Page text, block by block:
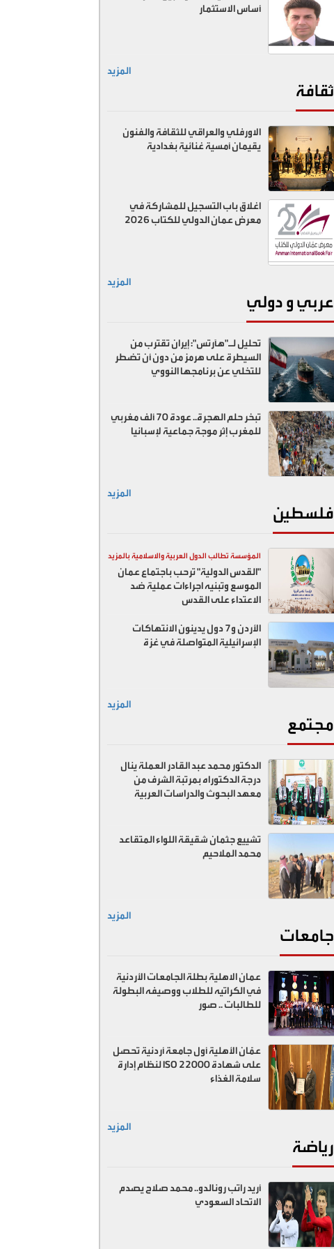
أساس الاستثمار
المزيد
ثقافة
الاورفلي والعراقي للثقافة والفنون
يقيمان أمسية غنائية بغدادية
اغلاق باب التسجيل للمشاركة في
معرض عمان الدولي للكتاب 2026
المزيد
عربي و دولي
تحليل لـ"هآرتس": إيران تقترب من
السيطرة على هرمز من دون أن تضطر
للتخلي عن برنامجها النووي
تبخر حلم الهجرة.. عودة 70 ألف مغربي
للمغرب إثر موجة جماعية لإسبانيا
المزيد
فلسطين
المؤسسة تطالب الدول العربية والاسلامية بالمزيد
ضد اسرائيل
"القدس الدولية" ترحب باجتماع عمان
الموسع وتبنيه اجراءات عملية ضد
الاعتداء على القدس
الأردن و7 دول يدينون الانتهاكات
الإسرائيلية المتواصلة في غزة
المزيد
مجتمع
الدكتور محمد عبد القادر العملة ينال
درجة الدكتوراه بمرتبة الشرف من
معهد البحوث والدراسات العربية
تشييع جثمان شقيقة اللواء المتقاعد
محمد الملاحيم
المزيد
جامعات
عمان الاهلية بطلة الجامعات الأردنية
في الكراتيه للطلاب ووصيفه البطولة
للطالبات .. صور
عمّان الأهلية أول جامعة أردنية تحصل
على شهادة ISO 22000 لنظام إدارة
سلامة الغذاء
المزيد
رياضة
أريد راتب رونالدو.. محمد صلاح يصدم
الاتحاد السعودي